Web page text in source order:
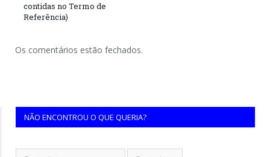
contidas no Termo de
Referência)
Os comentários estão fechados.
NÃO ENCONTROU O QUE QUERIA?